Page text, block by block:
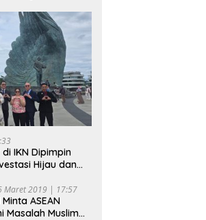
IKN Dipimpin
Hijau dan
Maret 2019 | 17:57
ASEAN
Masalah Muslim